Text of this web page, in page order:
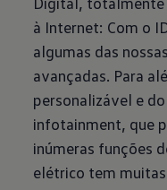
à Internet: Com o
algumas das
avançadas. Para
personalizável e
infotainment, que
inúmeras funções
elétrico tem